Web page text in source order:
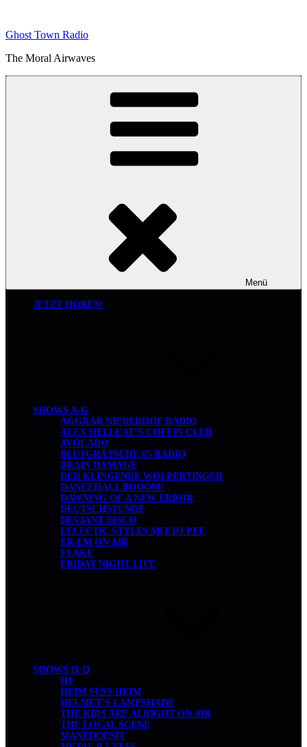
springen
Ghost Town Radio
The Moral Airwaves
Menü
JETZT HÖREN!
SHOWS A-G
AGGRAR NIEDERHOF RADIO
ALEX HELLCAT’S COFFIN CLUB
AVOCADO
BLUTGRÄTSCHE 05 RADIO
BRAIN DAMAGE
DER KLINGENDE WOLPERTINGER
DANCEHALL BOOOM!
DAWNING OF A NEW ERROR
DEUTSCHSTUNDE
DEVIANT DISCO
ECLECTIC STYLES MIT DJ PEE
ER-EM ON AIR
FLAKE
FRIDAY NIGHT LIVE
SHOWS H-Q
H1
HEIM SÜSS HEIM
HELMET’S LAMPSHADE
THE KIDS ARE ALRIGHT ON AIR
THE LOCAL SCENE
MANEDOESIT